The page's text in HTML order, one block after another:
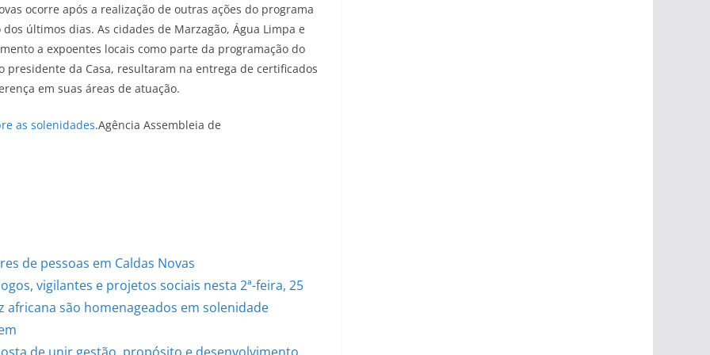
ocorre após a realização de outras ações do programa
últimos dias. As cidades de Marzagão, Água Limpa e
a expoentes locais como parte da programação do
presidente da Casa, resultaram na entrega de certificados
em suas áreas de atuação.
as solenidades.Agência Assembleia de
de pessoas em Caldas Novas
vigilantes e projetos sociais nesta 2ª-feira, 25
são homenageados em solenidade